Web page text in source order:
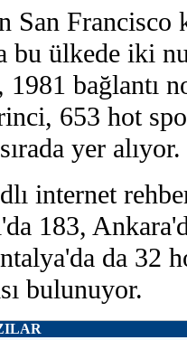
San Francisco
bu ülkede iki
1981 bağlantı
653 hot
yer alıyor.
internet
183,
da 32
bulunuyor.